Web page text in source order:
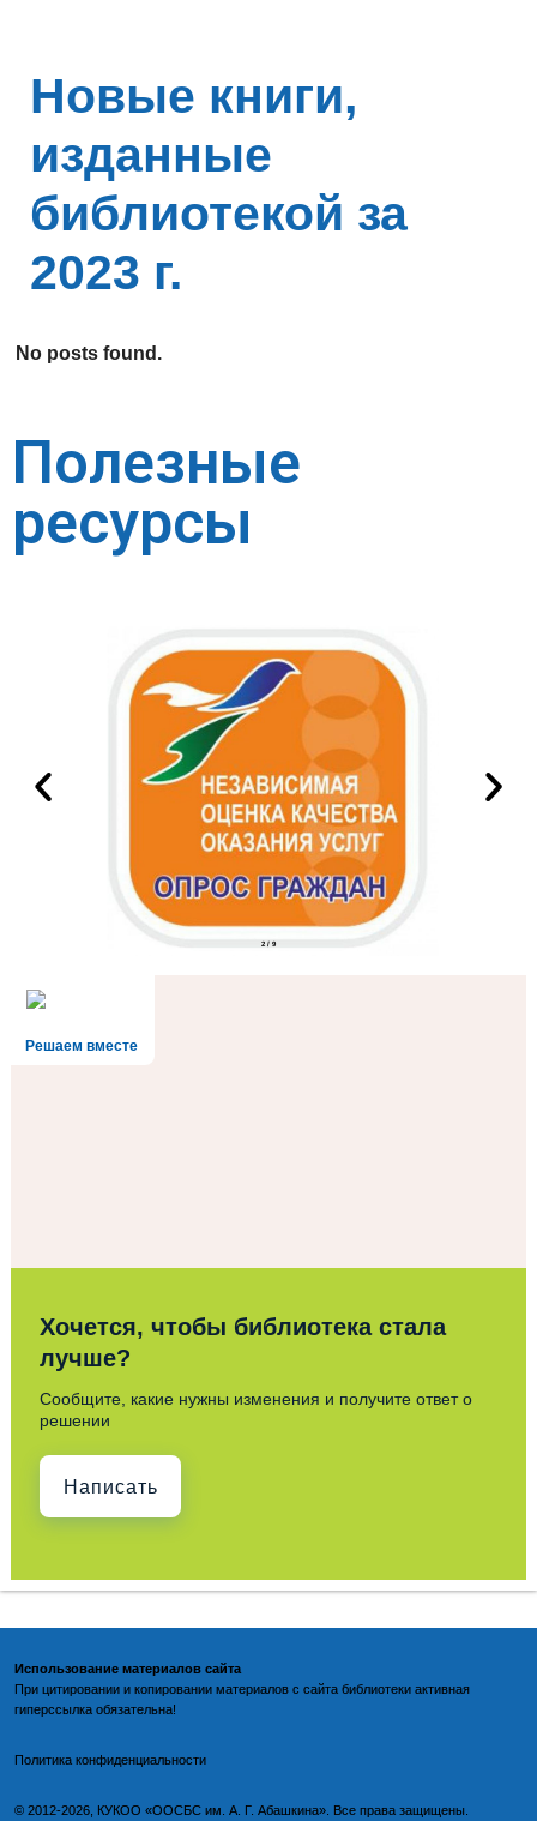
Новые книги,
изданные
библиотекой за
2023 г.
No posts found.
Полезные
ресурсы
2 / 9
Решаем вместе
Хочется, чтобы библиотека стала
лучше?
Сообщите, какие нужны изменения и получите ответ о
решении
Написать
Использование материалов сайта
При цитировании и копировании материалов с сайта библиотеки активная
гиперссылка обязательна!
Политика конфиденциальности
©️ 2012-2026, КУКОО «ООСБС им. А. Г. Абашкина». Все права защищены.